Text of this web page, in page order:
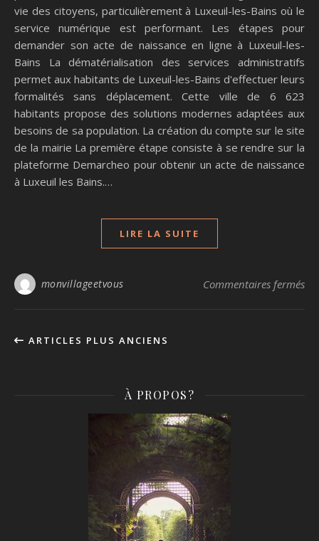
vie des citoyens, particulièrement à Luxeuil-les-Bains où le
service numérique est performant. Les étapes pour
demander son acte de naissance en ligne à Luxeuil-les-
Bains La dématérialisation des services administratifs
permet aux habitants de Luxeuil-les-Bains d'effectuer leurs
formalités sans déplacement. Cette ville de 6 623
habitants propose des solutions modernes adaptées aux
besoins de sa population. La création du compte sur le site
de la mairie La première étape consiste à se rendre sur la
plateforme Demarcheo pour obtenir un acte de naissance
à Luxeuil les Bains.…
LIRE LA SUITE
monvillageetvous Commentaires fermés
ARTICLES PLUS ANCIENS
À PROPOS?